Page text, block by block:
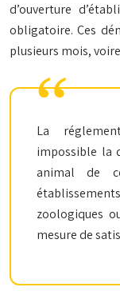
d’ouverture
obligatoire. Ces
plusieurs mois,
La
impossible la
animal de
zoologiques
mesure de